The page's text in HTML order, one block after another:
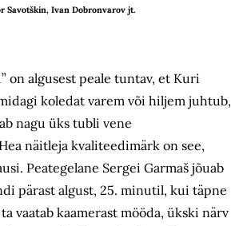
Savotškin, Ivan Dobronvarov jt.
on algusest peale tuntav, et Kuri
koledat varem või hiljem juhtub,
nagu üks tubli vene
näitleja kvaliteedimärk on see,
Peategelane Sergei Garmaš jõuab
pärast algust, 25. minutil, kui täpne
vaatab kaamerast mööda, ükski närv